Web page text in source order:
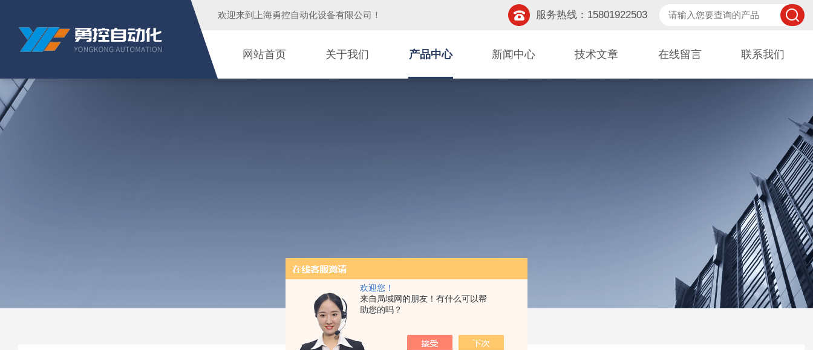
欢迎您！
来自局域网的朋友！有什么可以帮
助您的吗？
欢迎来到 上海勇控自动化设备有限公司 ！ 服务热线：15801922503
网站首页 关于我们 产品中心 新闻中心 技术文章 在线留言 联系我们